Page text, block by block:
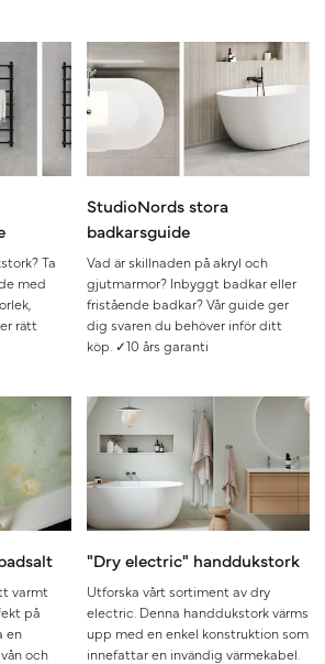
Ta
med
rätt
StudioNords stora
badkarsguide
Vad är skillnaden på akryl och
gjutmarmor? Inbyggt badkar eller
fristående badkar? Vår guide ger
dig svaren du behöver inför ditt
köp. ✓10 års garanti
varmt
på
en
och
"Dry electric" handdukstork
Utforska vårt sortiment av dry
electric. Denna handdukstork värms
upp med en enkel konstruktion som
innefattar en invändig värmekabel.